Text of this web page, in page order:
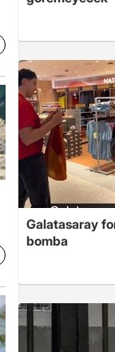
Galatasaray
bomba